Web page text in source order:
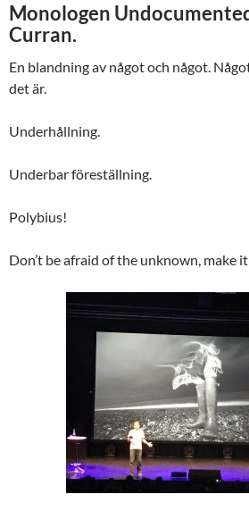
Monologen
Curran.
En blandning av något och något.
det är.
Underhållning.
Underbar föreställning.
Polybius!
Don’t be afraid of the unknown, make